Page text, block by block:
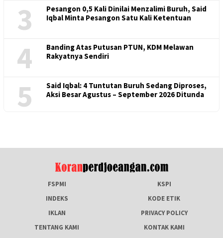
3
Pesangon 0,5 Kali Dinilai Menzalimi Buruh, Said
Iqbal Minta Pesangon Satu Kali Ketentuan
4
Banding Atas Putusan PTUN, KDM Melawan
Rakyatnya Sendiri
5
Said Iqbal: 4 Tuntutan Buruh Sedang Diproses,
Aksi Besar Agustus – September 2026 Ditunda
FSPMI
KSPI
INDEKS
KODE ETIK
IKLAN
PRIVACY POLICY
TENTANG KAMI
KONTAK KAMI